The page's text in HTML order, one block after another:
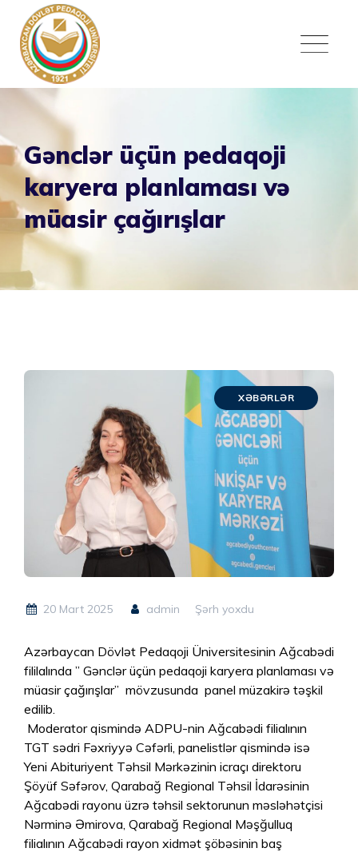
content
Gənclər üçün pedaqoji
karyera planlaması və
müasir çağırışlar
XƏBƏRLƏR
20 Mart 2025 admin Şərh yoxdu
Azərbaycan Dövlət Pedaqoji Üniversitesinin Ağcabədi
fililalında ” Gənclər üçün pedaqoji karyera planlaması və
müasir çağırışlar” mövzusunda panel müzakirə təşkil
edilib.
Moderator qismində ADPU-nin Ağcabədi filialının
TGT sədri Fəxriyyə Cəfərli, panelistlər qismində isə
Yeni Abituriyent Təhsil Mərkəzinin icraçı direktoru
Şöyüf Səfərov, Qarabağ Regional Təhsil İdarəsinin
Ağcabədi rayonu üzrə təhsil sektorunun məsləhətçisi
Nərminə Əmirova, Qarabağ Regional Məşğulluq
filialının Ağcabədi rayon xidmət şöbəsinin baş